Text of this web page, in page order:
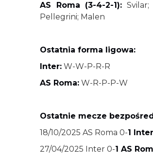
AS Roma (3-4-2-1):
Pellegrini; Malen
Ostatnia forma ligowa:
Inter: W-W-P-R-R
AS Roma: W-R-P-P-W
Ostatnie mecze
18/10/2025 AS Roma 0-1 Inter
27/04/2025 Inter 0-1 AS